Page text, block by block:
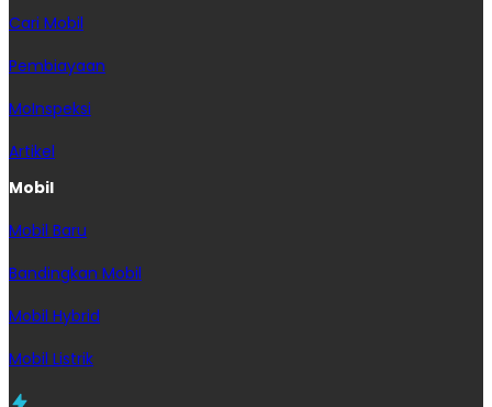
Cari Mobil
Pembiayaan
MoInspeksi
Artikel
Mobil
Mobil Baru
Bandingkan Mobil
Mobil Hybrid
Mobil Listrik